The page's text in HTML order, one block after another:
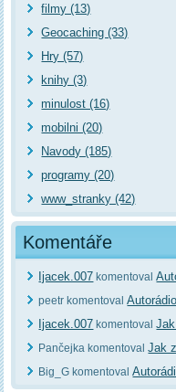
filmy (13)
Geocaching (33)
Hry (57)
knihy (3)
minulost (16)
mobilni (20)
Navody (185)
programy (20)
www_stranky (42)
Komentáře
Ijacek.007 komentoval
peetr komentoval
Ijacek.007 komentoval
Pančejka komentovalJak
Big_G komentoval